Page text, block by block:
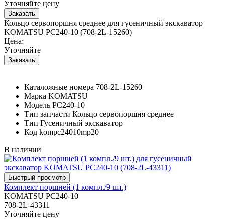
Уточняйте цену
Кольцо сервопоршня среднее для гусеничный экскаватор
KOMATSU PC240-10 (708-2L-15260)
Цена:
Уточняйте
Каталожные номера 708-2L-15260
Марка KOMATSU
Модель PC240-10
Тип запчасти Кольцо сервопоршня среднее
Тип Гусеничный экскаватор
Код kompc24010mp20
В наличии
Комплект поршней (1 компл./9 шт.)
KOMATSU PC240-10
708-2L-43311
Уточняйте цену